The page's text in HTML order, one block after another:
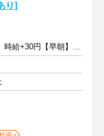
り]
時給1150円～【土日祝】時給+30円【早朝】時給+150円